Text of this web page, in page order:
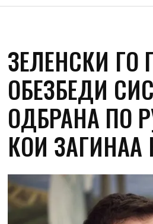
ЗЕЛЕНСКИ ГО
ОБЕЗБЕДИ
ОДБРАНА ПО
КОИ ЗАГИНАА